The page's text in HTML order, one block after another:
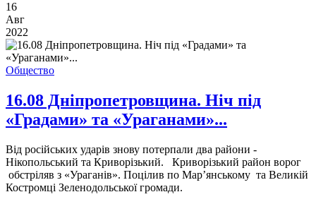
16
Авг
2022
Общество
16.08 Дніпропетровщина. Ніч під
«Градами» та «Ураганами»...
Від російських ударів знову потерпали два райони -
Нікопольський та Криворізький. Криворізький район ворог
обстріляв з «Ураганів». Поцілив по Мар’янському та Великій
Костромці Зеленодольської громади.